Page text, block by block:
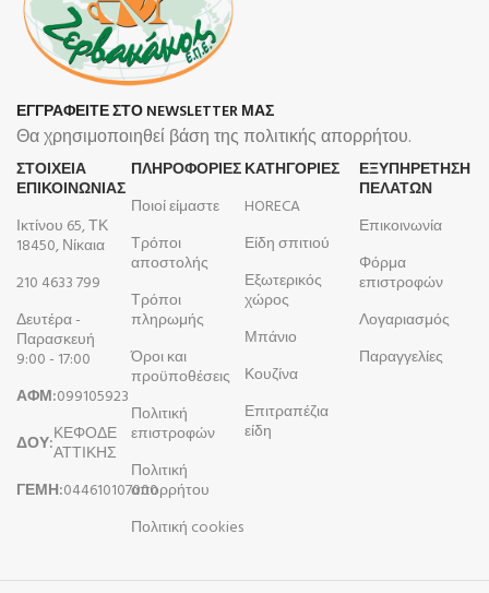
ΕΓΓΡΑΦΕΙΤΕ ΣΤΟ NEWSLETTER ΜΑΣ
Θα χρησιμοποιηθεί βάση της πολιτικής απορρήτου.
ΣΤΟΙΧΕΙΑ
ΕΠΙΚΟΙΝΩΝΙΑΣ
Ικτίνου 65, ΤΚ
18450, Νίκαια
210 4633 799
Δευτέρα -
Παρασκευή
9:00 - 17:00
ΑΦΜ:099105923
ΔΟΥ:ΚΕΦΟΔΕ
ΑΤΤΙΚΗΣ
ΓΕΜΗ:044610107000
ΠΛΗΡΟΦΟΡΊΕΣ
Ποιοί είμαστε
Τρόποι
αποστολής
Τρόποι
πληρωμής
Όροι και
προϋποθέσεις
Πολιτική
επιστροφών
Πολιτική
απορρήτου
Πολιτική cookies
ΚΑΤΗΓΟΡΙΕΣ
HORECA
Είδη σπιτιού
Εξωτερικός
χώρος
Μπάνιο
Κουζίνα
Επιτραπέζια
είδη
ΕΞΥΠΗΡΕΤΗΣΗ
ΠΕΛΑΤΩΝ
Επικοινωνία
Φόρμα
επιστροφών
Λογαριασμός
Παραγγελίες